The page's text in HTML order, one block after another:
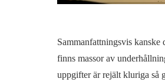
Sammanfattningsvis kanske
finns massor av
uppgifter är rejält kluriga så